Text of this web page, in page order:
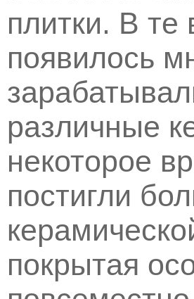
плитки. В
появилось
различные
некоторое
постигли
покрытая